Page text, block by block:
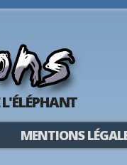
L'ÉLÉPHANT
MENTIONS